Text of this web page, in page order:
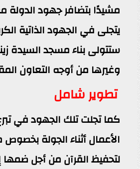
مشيدًا بتضافر جهود الدولة
يتجلى في الجهود الذاتية
ستتولى بناء مسجد السيدة
وغيرها من أوجه التعاون
تطوير شامل
كما تجلت تلك الجهود في
الأعمال أثناء الجولة
لتحفيظ القرآن من أجل ضمها